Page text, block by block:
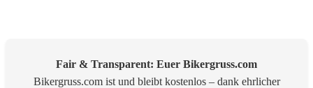
Fair & Transparent: Euer Bikergruss.com
Bikergruss.com ist und bleibt kostenlos – dank ehrlicher